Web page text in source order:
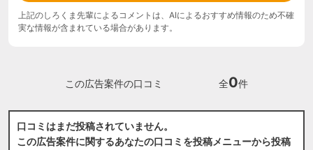
上記のしろくま先輩によるコメントは、AIによるおすすめ情報のため不確
実な情報が含まれている場合があります。
この広告案件の口コミ 全0件
口コミはまだ投稿されていません。
この広告案件に関するあなたの口コミを投稿メニューから投稿